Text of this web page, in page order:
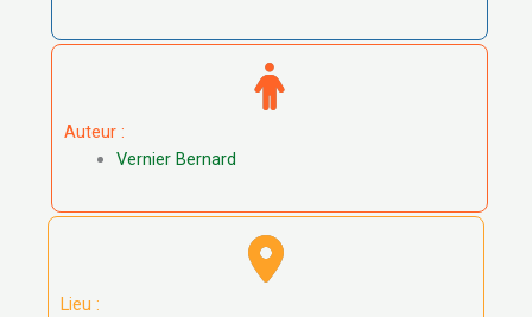
Auteur :
Vernier Bernard
Lieu :